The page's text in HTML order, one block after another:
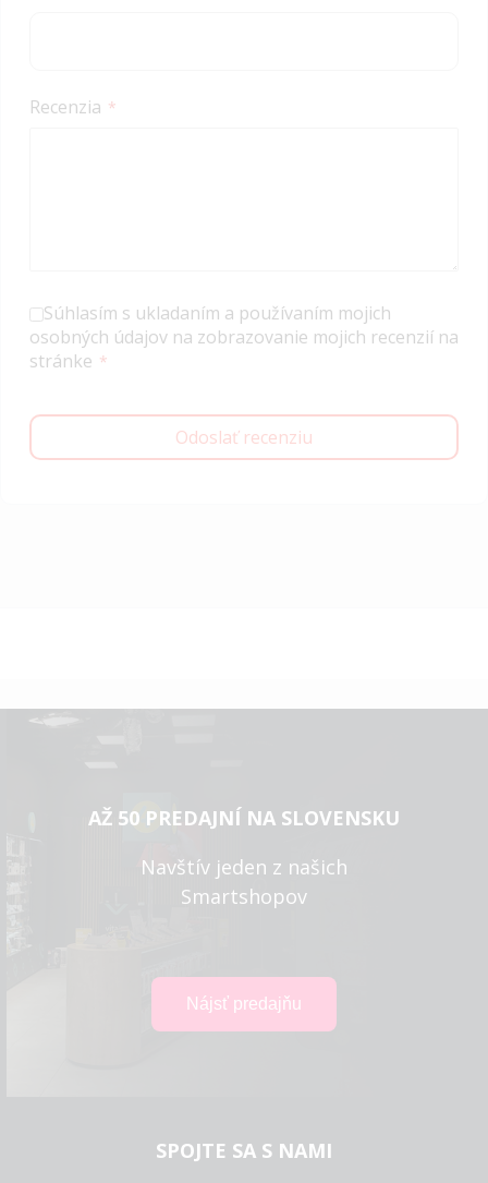
Recenzia
Súhlasím s ukladaním a používaním mojich
osobných údajov na zobrazovanie mojich recenzií na
stránke
Odoslať recenziu
AŽ 50 PREDAJNÍ NA SLOVENSKU
Navštív jeden z našich
Smartshopov
SPOJTE SA S NAMI